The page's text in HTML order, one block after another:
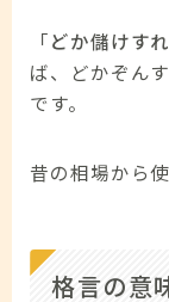
「どか儲けす
ば、どかぞん
です。
昔の相場から
格言の意